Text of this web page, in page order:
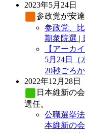
2023年5月24日
参政党が安
参政党、
期衆院選 |
【アーカ
5月24日（
20秒ごろ
2022年12月28日
日本維新の会
選任。
公職選挙
本維新の